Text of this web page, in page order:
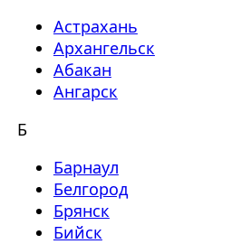
Астрахань
Архангельск
Абакан
Ангарск
Б
Барнаул
Белгород
Брянск
Бийск